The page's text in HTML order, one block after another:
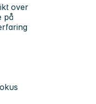
over
på